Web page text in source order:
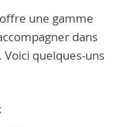
une gamme
dans
quelques-uns